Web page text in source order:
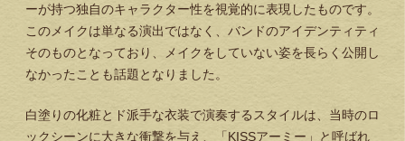
ーが持つ独自のキャラクター性を視覚的に表現したものです。
このメイクは単なる演出ではなく、バンドのアイデンティティ
そのものとなっており、メイクをしていない姿を長らく公開し
なかったことも話題となりました。
白塗りの化粧とド派手な衣装で演奏するスタイルは、当時のロ
ックシーンに大きな衝撃を与え、「KISSアーミー」と呼ばれ